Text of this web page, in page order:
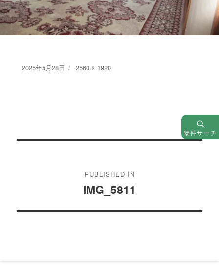
Posted
2025年5月28日
Full
2560 × 1920
ゲ
PUBLISHED IN
IMG_5811
物件サーチ